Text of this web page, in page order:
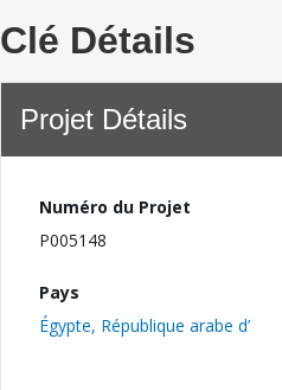
Clé Détails
Projet Détails
Numéro du Projet
P005148
Pays
Égypte, République arabe d’